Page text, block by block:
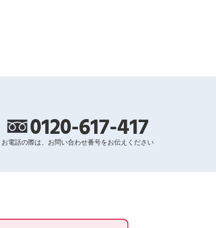
0120-617-417
お電話の際は、お問い合わせ番号をお伝えください